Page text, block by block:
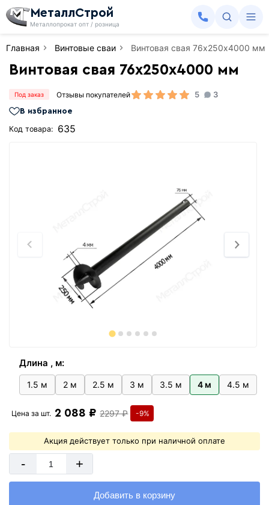
МеталлСтрой
Металлопрокат опт / розница
Главная Винтовые сваи Винтовая свая 76х250х4000 мм
Винтовая свая 76х250х4000 мм
Под заказ Отзывы покупателей 5 3
В избранное
Код товара: 635
Длина , м:
1.5 м 2 м 2.5 м 3 м 3.5 м 4 м 4.5 м
Цена за шт. 2 088 ₽ 2297 ₽ -9%
Акция действует только при наличной оплате
- +
Добавить в корзину